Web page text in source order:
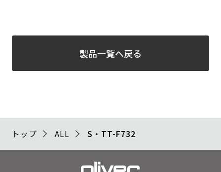
製品一覧へ戻る
トップ ALL S・TT-F732